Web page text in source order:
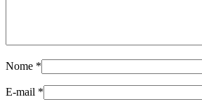
Nome *
E-mail *